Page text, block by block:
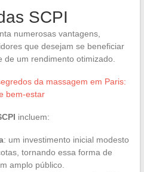
SCPI
numerosas vantagens,
que desejam se beneficiar
um rendimento otimizado.
da massagem em Paris:
bem-estar
incluem:
: um investimento inicial modesto
tornando essa forma de
amplo público.